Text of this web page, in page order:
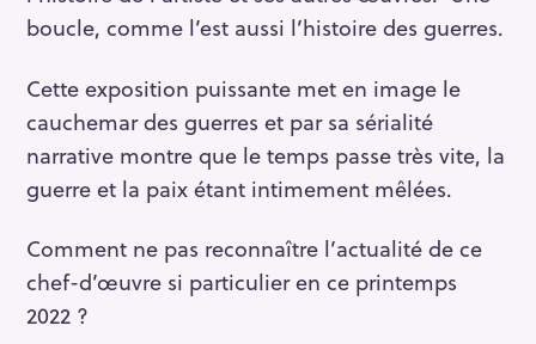
boucle, comme l’est aussi l’histoire des guerres.
Cette exposition puissante met en image le
cauchemar des guerres et par sa sérialité
narrative montre que le temps passe très vite, la
guerre et la paix étant intimement mêlées.
Comment ne pas reconnaître l’actualité de ce
chef-d’œuvre si particulier en ce printemps
2022 ?